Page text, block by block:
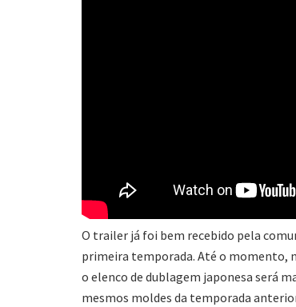
O trailer já foi bem recebido pela
primeira temporada. Até o momento,
o elenco de dublagem japonesa será
mesmos moldes da temporada